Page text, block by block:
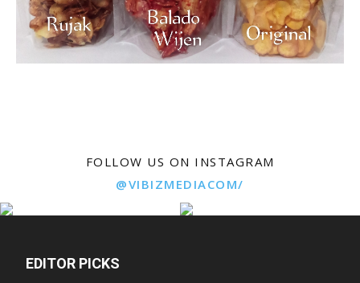
FOLLOW US ON INSTAGRAM
@VIBIZMEDIACOM/
EDITOR PICKS